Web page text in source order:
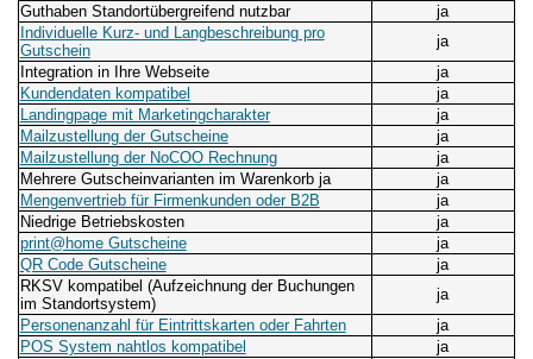
Guthaben Standortübergreifend nutzbar
ja
Individuelle Kurz- und Langbeschreibung pro
Gutschein
ja
Integration in Ihre Webseite
ja
Kundendaten kompatibel
ja
Landingpage mit Marketingcharakter
ja
Mailzustellung der Gutscheine
ja
Mailzustellung der NoCOO Rechnung
ja
Mehrere Gutscheinvarianten im Warenkorb ja
ja
Mengenvertrieb für Firmenkunden oder B2B
ja
Niedrige Betriebskosten
ja
print@home Gutscheine
ja
QR Code Gutscheine
ja
RKSV kompatibel (Aufzeichnung der Buchungen
im Standortsystem)
ja
Personenanzahl für Eintrittskarten oder Fahrten
ja
POS System nahtlos kompatibel
ja